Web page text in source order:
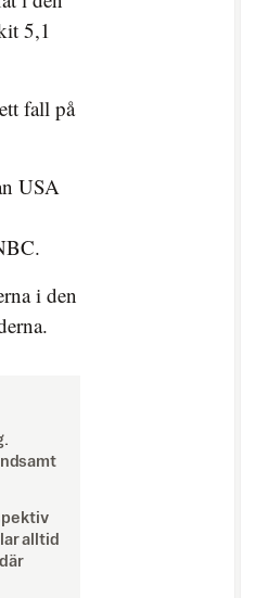
5,1
fall på
USA
i den
alltid